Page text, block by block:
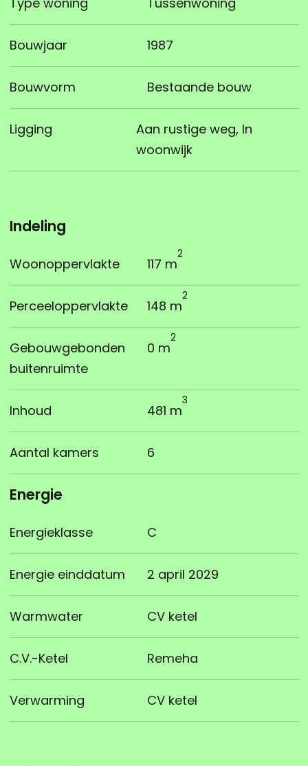
Bouwjaar 1987
Bouwvorm Bestaande bouw
Ligging
Aan rustige weg, In
woonwijk
Indeling
Woonoppervlakte 117 m
2
Perceeloppervlakte 148 m
2
Gebouwgebonden
buitenruimte
0 m
2
Inhoud 481 m
3
Aantal kamers 6
Energie
Energieklasse C
Energie einddatum 2 april 2029
Warmwater CV ketel
C.V.-Ketel Remeha
Verwarming CV ketel